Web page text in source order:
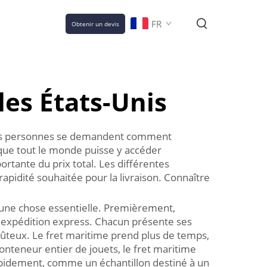
Obtenir un devis FR
États-Unis
personnes se demandent comment
tout le monde puisse y accéder
du prix total. Les différentes
souhaitée pour la livraison. Connaître
chose essentielle. Premièrement,
express. Chacun présente ses
Le fret maritime prend plus de temps,
entier de jouets, le fret maritime
comme un échantillon destiné à un